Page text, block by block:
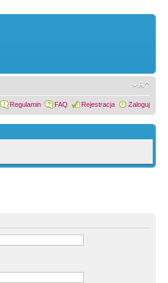
Regulamin FAQ Rejestracja Zaloguj